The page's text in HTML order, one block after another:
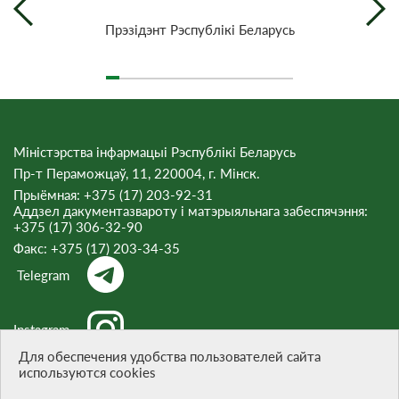
Прэзiдэнт Рэспублiкi Беларусь
Міністэрства інфармацыі Рэспублікі Беларусь
Пр-т Пераможцаў, 11, 220004, г. Мінск.
Прыёмная: +375 (17) 203-92-31
Аддзел дакументазвароту і матэрыяльнага забеспячэння:
+375 (17) 306-32-90
Факс: +375 (17) 203-34-35
Telegram
Instagram
Для обеспечения удобства пользователей сайта
используются cookies